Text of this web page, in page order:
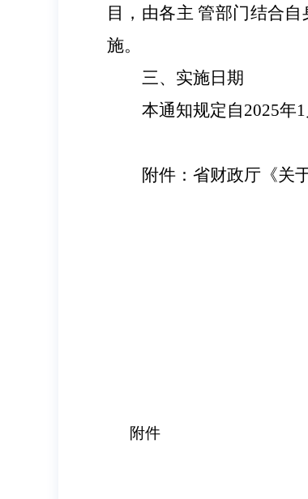
目，由各主 管部门结合自
施。
三、 实施日期
本通知规定自2025年1
附件： 省财政厅《关
附件